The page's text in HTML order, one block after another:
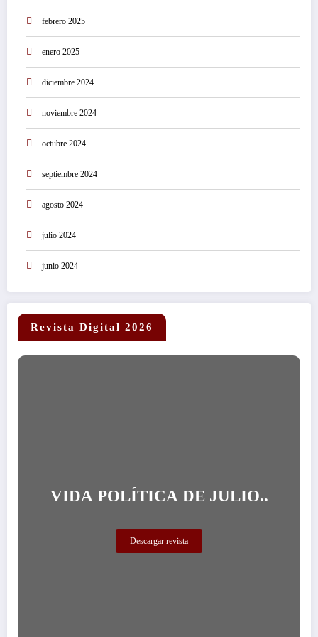
febrero 2025
enero 2025
diciembre 2024
noviembre 2024
octubre 2024
septiembre 2024
agosto 2024
julio 2024
junio 2024
Revista Digital 2026
VIDA POLÍTICA DE JULIO..
Descargar revista